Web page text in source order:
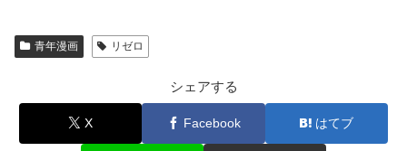
青年漫画 リゼロ
シェアする
X Facebook はてブ